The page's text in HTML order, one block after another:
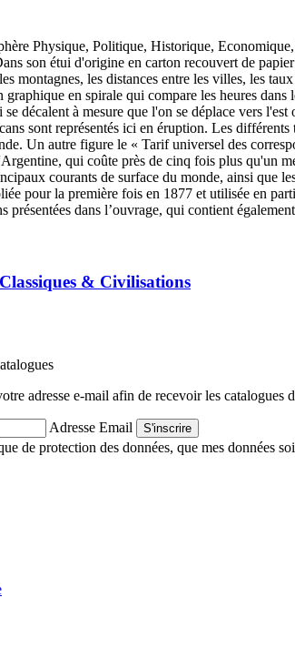
Physique, Politique, Historique,
son étui d'origine en carton recouvert de
montagnes, les distances entre les villes, les
graphique en spirale qui compare les heures
se décalent à mesure que l'on se déplace vers
sont représentés ici en éruption. Les
Un autre figure le « Tarif universel des
qui coûte près de cinq fois plus qu'un
courants de surface du monde, ainsi que
pour la première fois en 1877 et utilisée en
présentées dans l’ouvrage, qui contient
& Civilisations
adresse e-mail afin de recevoir les catalogues
Adresse Email S'inscrire
de protection des données, que mes données